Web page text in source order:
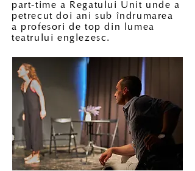
part-time a Regatului Unit unde a
petrecut doi ani sub îndrumarea
a profesori de top din lumea
teatrului englezesc.